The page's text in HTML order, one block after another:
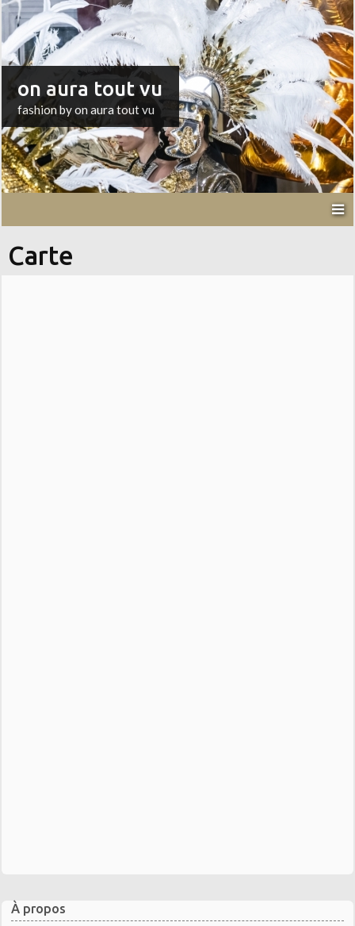
À propos
on aura tout vu
fashion by on aura tout vu
Carte